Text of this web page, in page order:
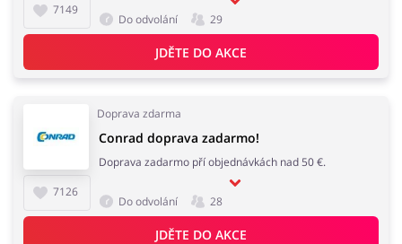
7149
Do odvolání 29
JDĚTE DO AKCE
Doprava zdarma
7126
Conrad doprava zadarmo!
Doprava zadarmo pří objednávkách nad 50 €.
Do odvolání 28
JDĚTE DO AKCE